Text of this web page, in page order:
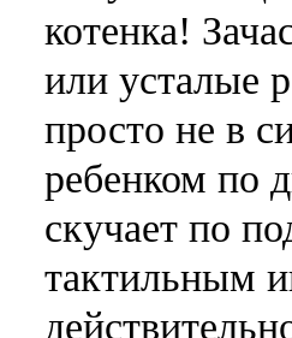
котенка!
или усталые
просто не в
ребенком по
скучает по
тактильным